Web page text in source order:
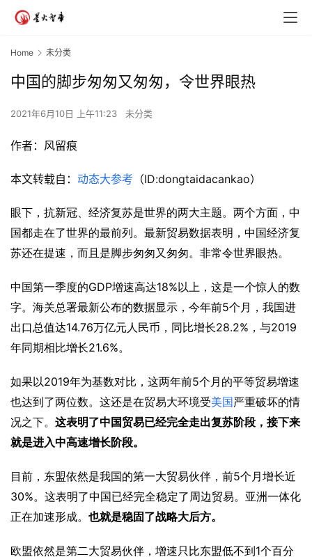
Home 未分类
中国的脚步匆匆又匆匆，令世界眼热
2021年6月10日 上午11:23 未分类
作者：风留痕
本文转载自： 动态大参考 （ID:dongtaidacankao）
眼下，抗新冠、经济复苏是世界的两大主题。两个方面，中
国都走在了世界的最前列。最新贸易数据表明，中国经济复
苏还在提速，而且是脚步匆匆又匆匆。非常令世界眼热。
中国第一季度的GDP增速高达18% 以上，这是一个惊人的数
字。海关总署最新公布的数据显示，今年前5个月，我国进
出口总值达14.76万亿元人民币，同比增长28.2% ，与2019
年同期相比增长21.6%。
如果以2019年为基数对比，这两年前5个月的平等贸易增速
也达到了两位数。这还是在贸易大环境受美国 严重破坏的情
况之下。 这表明了中国贸易已经完全走出复苏阶段，接下来
就是进入中高速增长阶段。
目前，东盟依然是我国的第一大贸易伙伴，前5个月增长近
30%。这表明了中国已经完全稳定了周边贸易。亚洲一体化
正在加速形成。 也就是稳固了战略大后方。
欧盟依然是第二大贸易伙伴，增速只比东盟低不到 1个百分